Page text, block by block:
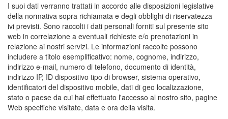
I suoi dati verranno trattati in accordo alle disposizioni legislative
della normativa sopra richiamata e degli obblighi di riservatezza
ivi previsti. Sono raccolti i dati personali forniti sul presente sito
web in correlazione a eventuali richieste e/o prenotazioni in
relazione ai nostri servizi. Le informazioni raccolte possono
includere a titolo esemplificativo: nome, cognome, indirizzo,
indirizzo e-mail, numero di telefono, documento di identità,
indirizzo IP, ID dispositivo tipo di browser, sistema operativo,
identificatori del dispositivo mobile, dati di geo localizzazione,
stato o paese da cui hai effettuato l'accesso al nostro sito, pagine
Web specifiche visitate, data e ora della visita.